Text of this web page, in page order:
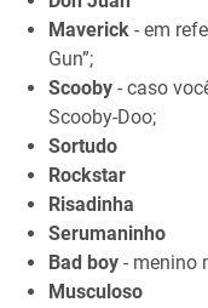
Maverick - em
Gun”;
Scooby - caso
Scooby-Doo;
Sortudo
Rockstar
Risadinha
Serumaninho
Bad boy - menino
Musculoso